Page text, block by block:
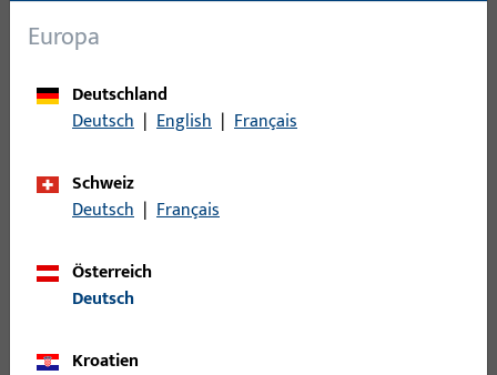
Filter für
683260 | Lizenz |
Einzellizenz
Europa
Deutschland
Deutsch | English | Français
Schweiz
Deutsch | Français
Österreich
Deutsch
Kroatien